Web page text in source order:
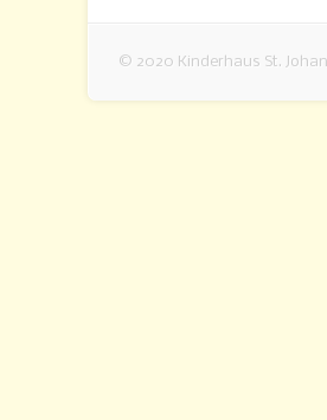
© 2020 Kinderhaus St.